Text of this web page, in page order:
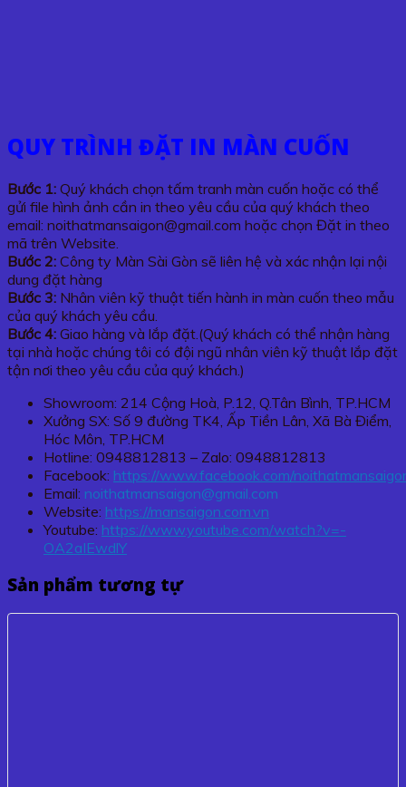
QUY TRÌNH ĐẶT IN MÀN CUỐN
Bước 1: Quý khách chọn tấm tranh màn cuốn hoặc có thể
gửi file hình ảnh cần in theo yêu cầu của quý khách theo
email: noithatmansaigon@gmail.com hoặc chọn Đặt in theo
mã trên Website.
Bước 2: Công ty Màn Sài Gòn sẽ liên hệ và xác nhận lại nội
dung đặt hàng
Bước 3: Nhân viên kỹ thuật tiến hành in màn cuốn theo mẫu
của quý khách yêu cầu.
Bước 4: Giao hàng và lắp đặt.(Quý khách có thể nhận hàng
tại nhà hoặc chúng tôi có đội ngũ nhân viên kỹ thuật lắp đặt
tận nơi theo yêu cầu của quý khách.)
Showroom: 214 Cộng Hoà, P.12, Q.Tân Bình, TP.HCM
Xưởng SX: Số 9 đường TK4, Ấp Tiền Lân, Xã Bà Điểm,
Hóc Môn, TP.HCM
Hotline: 0948812813 – Zalo: 0948812813
Facebook: https://www.facebook.com/
Email: noithatmansaigon@gmail.com
Website: https://mansaigon.com.vn
Youtube: https://www.youtube.com/watch?v=-
OA2aIEwdlY
Sản phẩm tương tự